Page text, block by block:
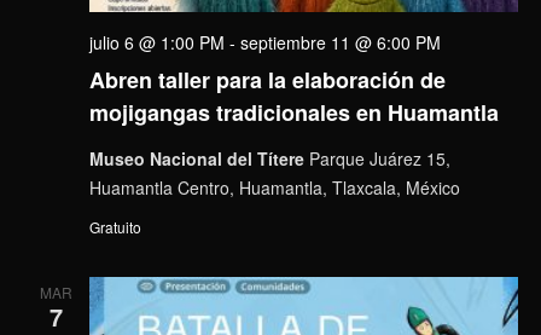
Abren taller para la elaboración de
mojigangas tradicionales en Huamantla
julio 6 @ 1:00 PM - septiembre 11 @ 6:00 PM
Museo Nacional del Títere Parque Juárez 15,
Huamantla Centro, Huamantla, Tlaxcala, México
Gratuito
MAR
7